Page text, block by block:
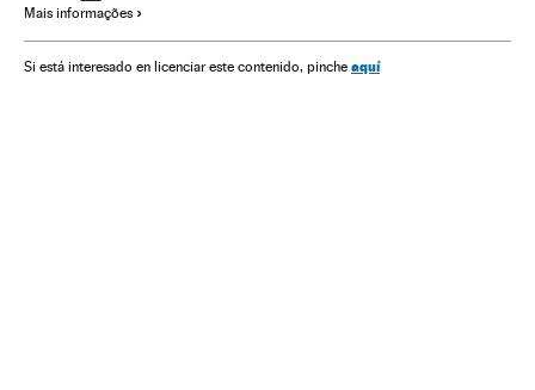
Sistemas operacionais
Empresas Mobilidade Telefonia Informática
Mais informações
Si está interesado en licenciar este contenido, pinche aquí